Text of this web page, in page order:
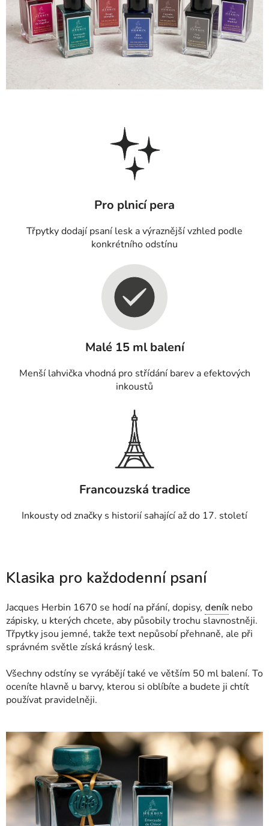
Pro plnicí pera
Třpytky dodají psaní lesk a výraznější vzhled podle
konkrétního odstínu
Malé 15 ml balení
Menší lahvička vhodná pro střídání barev a efektových
inkoustů
Francouzská tradice
Inkousty od značky s historií sahající až do 17. století
Klasika pro každodenní psaní
Jacques Herbin 1670 se hodí na přání, dopisy, deník nebo
zápisky, u kterých chcete, aby působily trochu slavnostněji.
Třpytky jsou jemné, takže text nepůsobí přehnaně, ale při
správném světle získá krásný lesk.
Všechny odstíny se vyrábějí také ve větším 50 ml balení. To
oceníte hlavně u barvy, kterou si oblíbíte a budete ji chtít
používat pravidelněji.